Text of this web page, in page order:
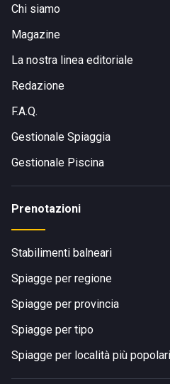
Chi siamo
Magazine
La nostra linea editoriale
Redazione
F.A.Q.
Gestionale Spiaggia
Gestionale Piscina
Prenotazioni
Stabilimenti balneari
Spiagge per regione
Spiagge per provincia
Spiagge per tipo
Spiagge per località più popolari